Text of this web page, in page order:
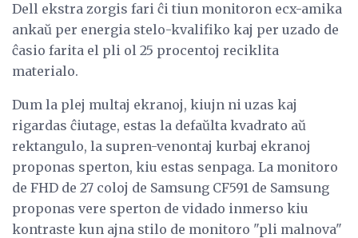
Dell ekstra zorgis fari ĉi tiun monitoron ecx-amika
ankaŭ per energia stelo-kvalifiko kaj per uzado de
ĉasio farita el pli ol 25 procentoj reciklita
materialo.
Dum la plej multaj ekranoj, kiujn ni uzas kaj
rigardas ĉiutage, estas la defaŭlta kvadrato aŭ
rektangulo, la supren-venontaj kurbaj ekranoj
proponas sperton, kiu estas senpaga. La monitoro
de FHD de 27 coloj de Samsung CF591 de Samsung
proponas vere sperton de vidado inmerso kiu
kontraste kun ajna stilo de monitoro "pli malnova"